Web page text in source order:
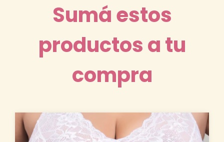
Sumá estos
productos a tu
compra